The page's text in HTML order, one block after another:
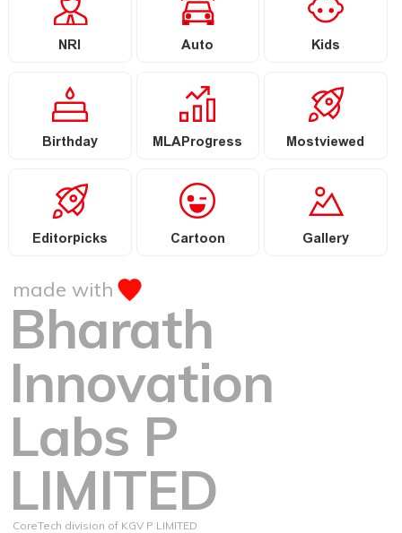
NRI Auto Kids
Birthday MLAProgress Mostviewed
Editorpicks Cartoon Gallery
made with
Bharath
Innovation
Labs P
LIMITED
CoreTech division of KGV P LIMITED